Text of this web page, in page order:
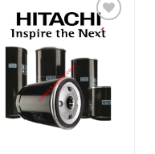
Add to